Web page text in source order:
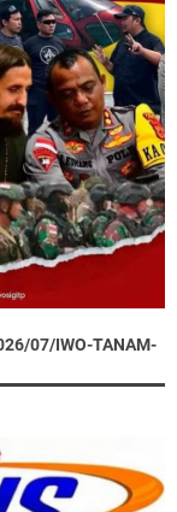
07/IWO-TANAM-